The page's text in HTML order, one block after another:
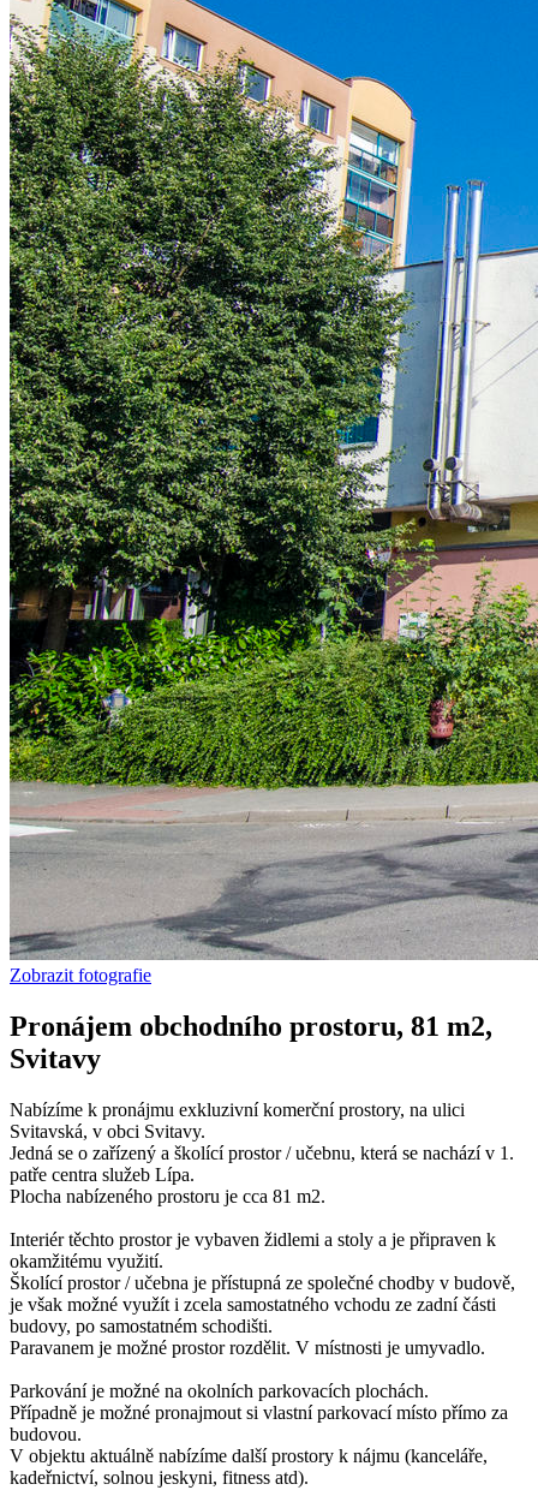
Zobrazit fotografie
Pronájem obchodního prostoru, 81 m2,
Svitavy
Nabízíme k pronájmu exkluzivní komerční prostory, na ulici
Svitavská, v obci Svitavy.
Jedná se o zařízený a školící prostor / učebnu, která se nachází v 1.
patře centra služeb Lípa.
Plocha nabízeného prostoru je cca 81 m2.
Interiér těchto prostor je vybaven židlemi a stoly a je připraven k
okamžitému využití.
Školící prostor / učebna je přístupná ze společné chodby v budově,
je však možné využít i zcela samostatného vchodu ze zadní části
budovy, po samostatném schodišti.
Paravanem je možné prostor rozdělit. V místnosti je umyvadlo.
Parkování je možné na okolních parkovacích plochách.
Případně je možné pronajmout si vlastní parkovací místo přímo za
budovou.
V objektu aktuálně nabízíme další prostory k nájmu (kanceláře,
kadeřnictví, solnou jeskyni, fitness atd).